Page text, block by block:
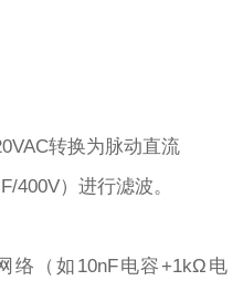
转换为脉动直流
400V）进行滤波。
络（如10nF电容+1kΩ电